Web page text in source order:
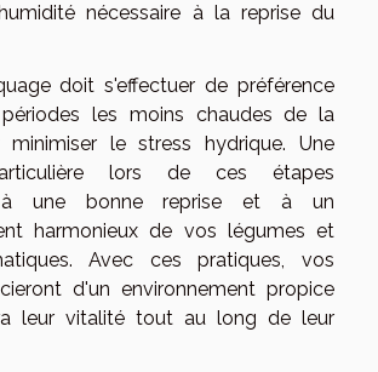
nécessaire à la reprise du
doit s'effectuer de préférence
les moins chaudes de la
minimiser le stress hydrique. Une
lors de ces étapes
à une bonne reprise et à un
harmonieux de vos légumes et
Avec ces pratiques, vos
d'un environnement propice
leur vitalité tout au long de leur